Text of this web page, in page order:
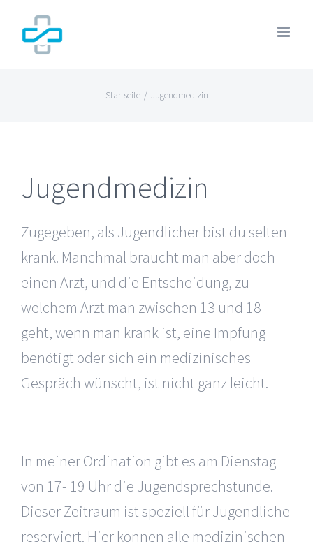
Inhalt
Startseite / Jugendmedizin
Jugendmedizin
Zugegeben, als Jugendlicher bist du selten
krank. Manchmal braucht man aber doch
einen Arzt, und die Entscheidung, zu
welchem Arzt man zwischen 13 und 18
geht, wenn man krank ist, eine Impfung
benötigt oder sich ein medizinisches
Gespräch wünscht, ist nicht ganz leicht.
In meiner Ordination gibt es am Dienstag
von 17- 19 Uhr die Jugendsprechstunde.
Dieser Zeitraum ist speziell für Jugendliche
reserviert. Hier können alle medizinischen